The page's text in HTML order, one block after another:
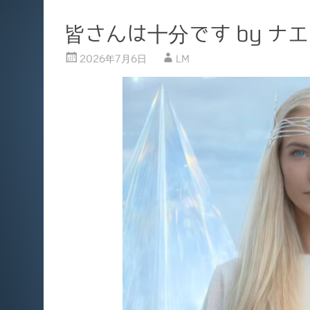
皆さんは十分です by ナ
2026年7月6日 LM